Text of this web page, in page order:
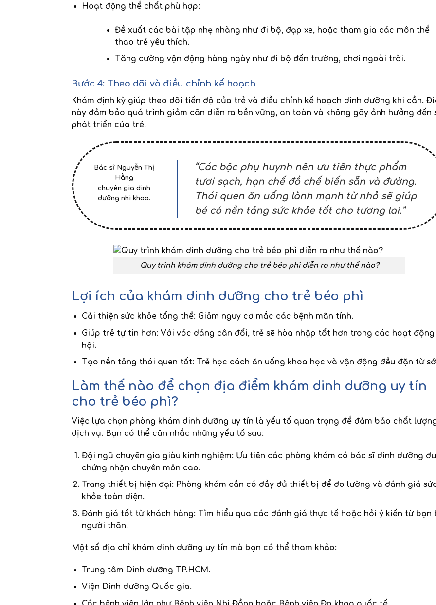
Hoạt động thể chất phù hợp:
Đề xuất các bài tập nhẹ nhàng như đi bộ, đạp xe, hoặc tham gia các môn thể
thao trẻ yêu thích.
Tăng cường vận động hàng ngày như đi bộ đến trường, chơi ngoài trời.
Bước 4: Theo dõi và điều chỉnh kế hoạch
Khám định kỳ giúp theo dõi tiến độ của trẻ và điều chỉnh kế hoạch dinh dưỡng khi cần.
này đảm bảo quá trình giảm cân diễn ra bền vững, an toàn và không gây ảnh hưởng đến
phát triển của trẻ.
Bác sĩ Nguyễn Thị
Hằng
chuyên gia dinh
dưỡng nhi khoa.
“Các bậc phụ huynh nên ưu tiên thực phẩm
tươi sạch, hạn chế đồ chế biến sẵn và đường.
Thói quen ăn uống lành mạnh từ nhỏ sẽ giúp
bé có nền tảng sức khỏe tốt cho tương lai.”
Quy trình khám dinh dưỡng cho trẻ béo phì diễn ra như thế nào?
Lợi ích của khám dinh dưỡng cho trẻ béo phì
Cải thiện sức khỏe tổng thể: Giảm nguy cơ mắc các bệnh mãn tính.
Giúp trẻ tự tin hơn: Với vóc dáng cân đối, trẻ sẽ hòa nhập tốt hơn trong các hoạt động
hội.
Tạo nền tảng thói quen tốt: Trẻ học cách ăn uống khoa học và vận động đều đặn từ
Làm thế nào để chọn địa điểm khám dinh dưỡng uy tín
cho trẻ béo phì?
Việc lựa chọn phòng khám dinh dưỡng uy tín là yếu tố quan trọng để đảm bảo chất
dịch vụ. Bạn có thể cân nhắc những yếu tố sau:
Đội ngũ chuyên gia giàu kinh nghiệm: Ưu tiên các phòng khám có bác sĩ dinh dưỡng
chứng nhận chuyên môn cao.
Trang thiết bị hiện đại: Phòng khám cần có đầy đủ thiết bị để đo lường và đánh giá
khỏe toàn diện.
Đánh giá tốt từ khách hàng: Tìm hiểu qua các đánh giá thực tế hoặc hỏi ý kiến từ bạn
người thân.
Một số địa chỉ khám dinh dưỡng uy tín mà bạn có thể tham khảo:
Trung tâm Dinh dưỡng TP.HCM.
Viện Dinh dưỡng Quốc gia.